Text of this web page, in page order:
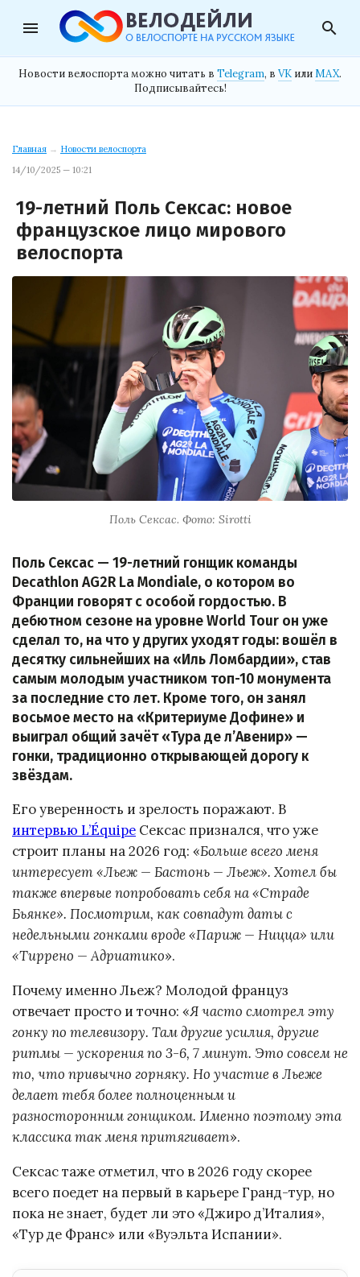
menu search
Новости велоспорта можно читать в Telegram, в VK илиMAX.
Подписывайтесь!
Главная → Новости велоспорта
14/10/2025 — 10:21
19-летний Поль Сексас: новое
французское лицо мирового
велоспорта
Поль Сексас. Фото: Sirotti
Поль Сексас — 19-летний гонщик команды
Decathlon AG2R La Mondiale, о котором во
Франции говорят с особой гордостью. В
дебютном сезоне на уровне World Tour он уже
сделал то, на что у других уходят годы: вошёл в
десятку сильнейших на «Иль Ломбардии», став
самым молодым участником топ-10 монумента
за последние сто лет. Кроме того, он занял
восьмое место на «Критериуме Дофине» и
выиграл общий зачёт «Тура де л’Авенир» —
гонки, традиционно открывающей дорогу к
звёздам.
Его уверенность и зрелость поражают. В
интервью L’Équipe Сексас признался, что уже
строит планы на 2026 год: «Больше всего меня
интересует «Льеж — Бастонь — Льеж». Хотел бы
также впервые попробовать себя на «Страде
Бьянке». Посмотрим, как совпадут даты с
недельными гонками вроде «Париж — Ницца» или
«Тиррено — Адриатико».
Почему именно Льеж? Молодой француз
отвечает просто и точно: «Я часто смотрел эту
гонку по телевизору. Там другие усилия, другие
ритмы — ускорения по 3-6, 7 минут. Это совсем не
то, что привычно горняку. Но участие в Льеже
делает тебя более полноценным и
разносторонним гонщиком. Именно поэтому эта
классика так меня притягивает».
Сексас таже отметил, что в 2026 году скорее
всего поедет на первый в карьере Гранд-тур, но
пока не знает, будет ли это «Джиро д’Италия»,
«Тур де Франс» или «Вуэльта Испании».